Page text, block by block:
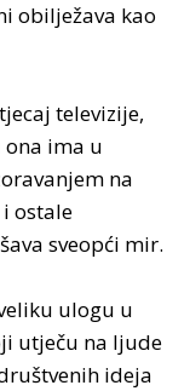
obilježava kao
televizije,
ima u
na
ostale
sveopći mir.
ulogu u
utječu na ljude
ideja